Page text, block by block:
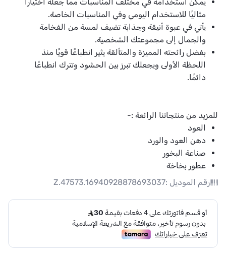
مثاليًا للاستخدام اليومي وفي المناسبات الخاصة.
يأتي في عبوة أنيقة وجذابة تضيف لمسة من الفخامة
والجمال إلى مجموعتك الشخصية.
بفضل رائحته المميزة والمتألقة يثير انطباعًا قويًا منذ
اللحظة الأولى ويجعلك تبرز بين الحشود وتترك انطباعًا
دائمًا.
للمزيد من منتجاتنا الرائعة :-
العود
دهن العود والورد
صناعة البخور
عطور بخاخة
رقم الموديل :Z.47573.16940928878693037